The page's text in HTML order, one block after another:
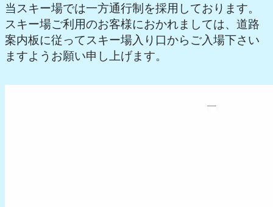
当スキー場では一方通行制を採用しております。
スキー場ご利用のお客様におかれましては、道路
案内板に従ってスキー場入り口からご入場下さい
ますようお願い申し上げます。